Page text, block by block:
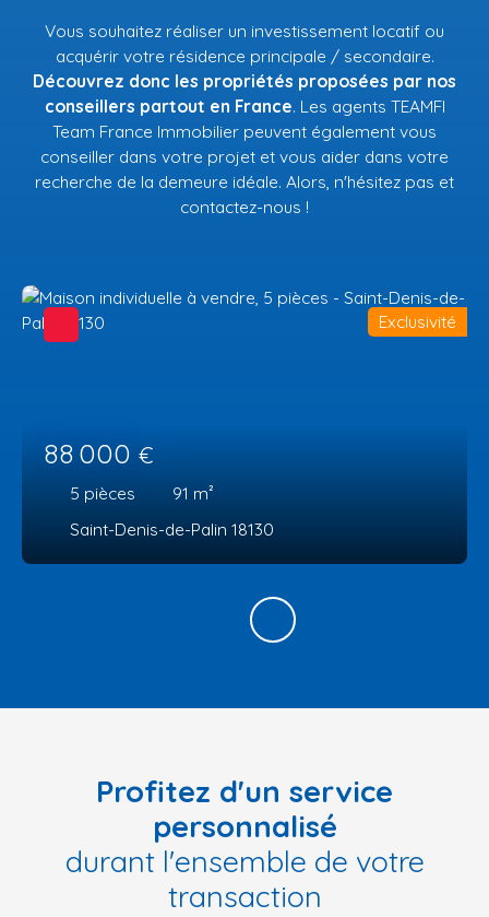
Vous souhaitez réaliser un investissement locatif ou
acquérir votre résidence principale / secondaire.
Découvrez donc les propriétés proposées par nos
conseillers partout en France. Les agents TEAMFI
Team France Immobilier peuvent également vous
conseiller dans votre projet et vous aider dans votre
recherche de la demeure idéale. Alors, n'hésitez pas et
contactez-nous !
88 000 €
5 pièces 91 m²
Saint-Denis-de-Palin 18130
Exclusivité
Profitez d'un service
personnalisé
durant l'ensemble de votre
transaction